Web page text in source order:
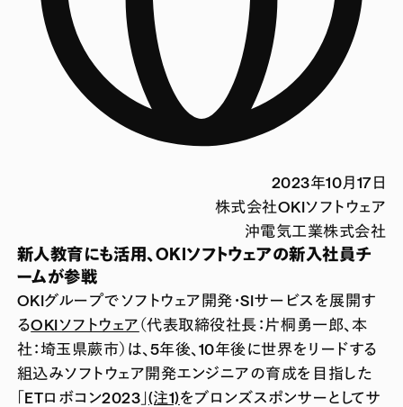
2023年10月17日
株式会社OKIソフトウェア
沖電気工業株式会社
新人教育にも活用、OKIソフトウェアの新入社員チ
ームが参戦
OKIグループでソフトウェア開発・SIサービスを展開す
るOKIソフトウェア （代表取締役社長：片桐勇一郎、本
社：埼玉県蕨市）は、5年後、10年後に世界をリードする
組込みソフトウェア開発エンジニアの育成を目指した
「ETロボコン2023」(注1)をブロンズスポンサーとしてサ